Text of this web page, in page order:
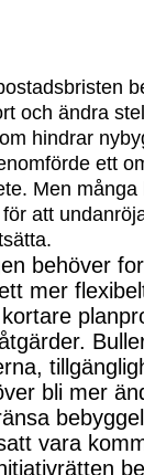
och ändra
hindrar ny
ett
Men
att
behöver
mer
rder.
bli mer
vara
rätten